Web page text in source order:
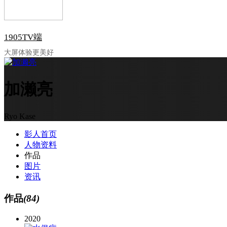
1905TV端
大屏体验更美好
加濑亮
Ryo Kase
影人首页
人物资料
作品
图片
资讯
作品(84)
2020